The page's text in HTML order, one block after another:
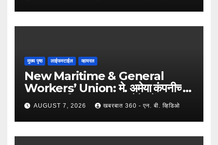
मुख्य पृष्ठ लाईफस्टाईल व्हायरल
New Maritime & General
Workers’ Union: मे. अमेया कंपनीच्या
कामगारांना दिलासा; कामगार नेते महेंद्र घरत
यांच्या नेतृत्वात ७,२०० रुपयांची ऐतिहासिक
पगारवाढ !
AUGUST 7, 2026 खबरबात 360 - एन. बी. व्हिडिओ